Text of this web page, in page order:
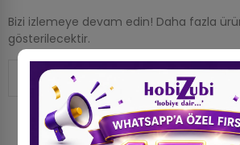
Bizi izlemeye devam edin! Daha fazla
gösterilecektir.